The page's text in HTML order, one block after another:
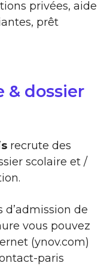
privées, aide
prêt
& dossier
recrute des
scolaire et /
d’admission de
vous pouvez
(ynov.com)
paris